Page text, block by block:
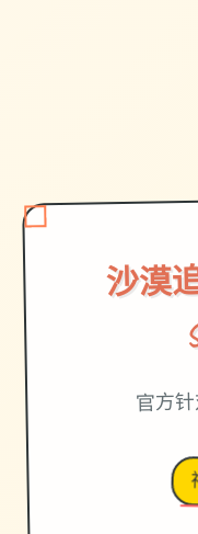
沙漠
官方